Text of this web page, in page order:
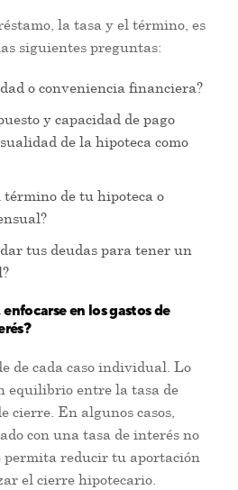
la tasa y el término, es
siguientes preguntas:
o conveniencia financiera?
y capacidad de pago
de la hipoteca como
término de tu hipoteca o
tus deudas para tener un
en los gastos de
de cada caso individual. Lo
equilibrio entre la tasa de
cierre. En algunos casos,
con una tasa de interés no
permita reducir tu aportación
el cierre hipotecario.